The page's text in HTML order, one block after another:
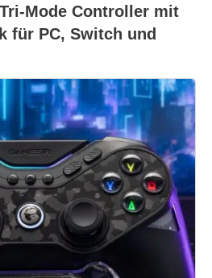
Mode Controller mit
für PC, Switch und